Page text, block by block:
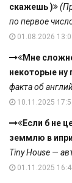
скажешь )
по первое
01.08.2026
Мне
некоторые
факта об
10.11.2025
Если б не
земмлю в
Tiny House —
01.11.2025